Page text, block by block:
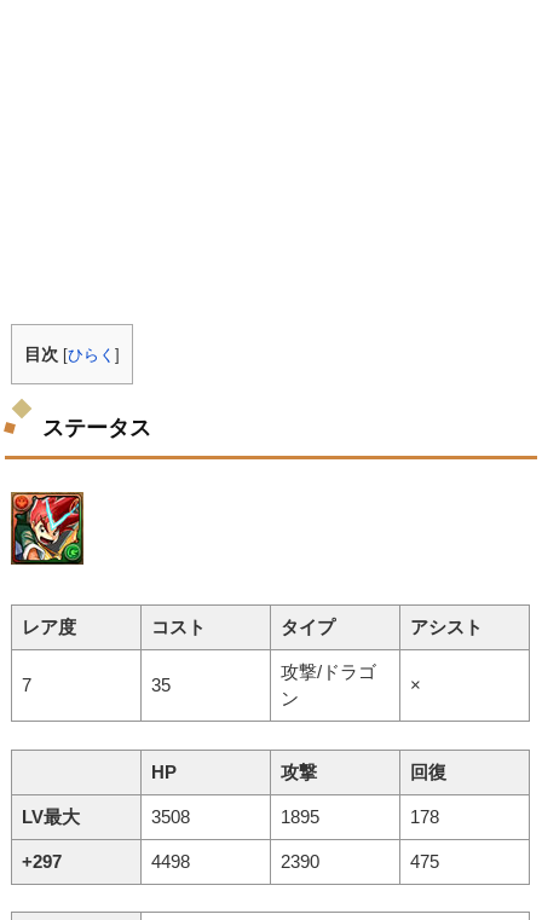
目次 [ひらく]
ステータス
レア度 コスト タイプ アシスト
7 35
攻撃/ドラゴ
ン
×
HP 攻撃 回復
LV最大 3508 1895 178
+297 4498 2390 475